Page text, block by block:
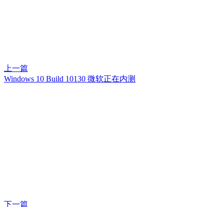
上一篇
Windows 10 Build 10130 微软正在内测
下一篇